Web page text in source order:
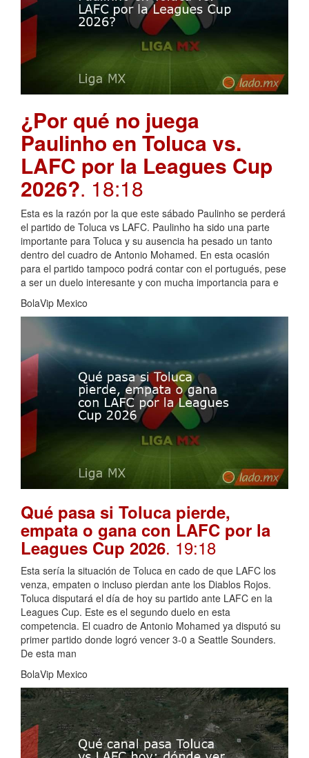
¿Por qué no juega
Paulinho en Toluca vs.
LAFC por la Leagues Cup
2026?. 18:18
Esta es la razón por la que este sábado Paulinho se perderá
el partido de Toluca vs LAFC. Paulinho ha sido una parte
importante para Toluca y su ausencia ha pesado un tanto
dentro del cuadro de Antonio Mohamed. En esta ocasión
para el partido tampoco podrá contar con el portugués, pese
a ser un duelo interesante y con mucha importancia para e
BolaVip Mexico
Qué pasa si Toluca pierde,
empata o gana con LAFC por la
Leagues Cup 2026. 19:18
Esta sería la situación de Toluca en cado de que LAFC los
venza, empaten o incluso pierdan ante los Diablos Rojos.
Toluca disputará el día de hoy su partido ante LAFC en la
Leagues Cup. Este es el segundo duelo en esta
competencia. El cuadro de Antonio Mohamed ya disputó su
primer partido donde logró vencer 3-0 a Seattle Sounders.
De esta man
BolaVip Mexico